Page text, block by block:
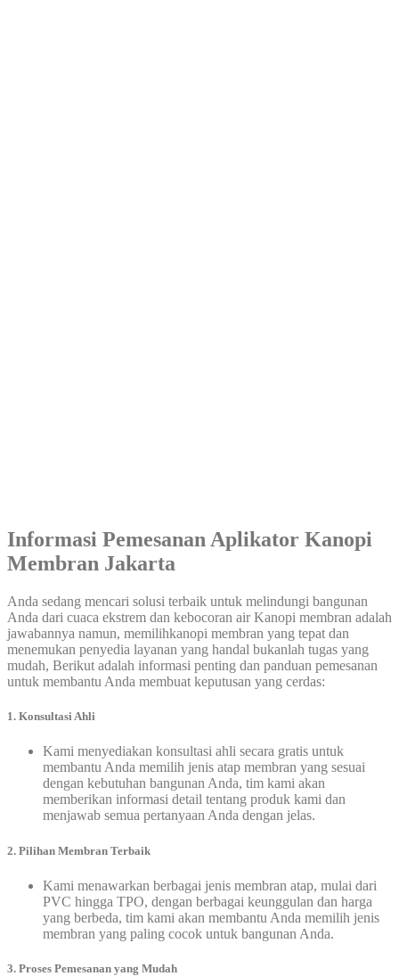
Informasi Pemesanan Aplikator Kanopi
Membran Jakarta
Anda sedang mencari solusi terbaik untuk melindungi bangunan
Anda dari cuaca ekstrem dan kebocoran air Kanopi membran adalah
jawabannya namun, memilihkanopi membran yang tepat dan
menemukan penyedia layanan yang handal bukanlah tugas yang
mudah, Berikut adalah informasi penting dan panduan pemesanan
untuk membantu Anda membuat keputusan yang cerdas:
1. Konsultasi Ahli
Kami menyediakan konsultasi ahli secara gratis untuk
membantu Anda memilih jenis atap membran yang sesuai
dengan kebutuhan bangunan Anda, tim kami akan
memberikan informasi detail tentang produk kami dan
menjawab semua pertanyaan Anda dengan jelas.
2. Pilihan Membran Terbaik
Kami menawarkan berbagai jenis membran atap, mulai dari
PVC hingga TPO, dengan berbagai keunggulan dan harga
yang berbeda, tim kami akan membantu Anda memilih jenis
membran yang paling cocok untuk bangunan Anda.
3. Proses Pemesanan yang Mudah